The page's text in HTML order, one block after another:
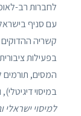
לחברות רב-
עם סניף
קשריה
בפעילות
המסים, תורמים
במיסוי
למיסוי ישראלי